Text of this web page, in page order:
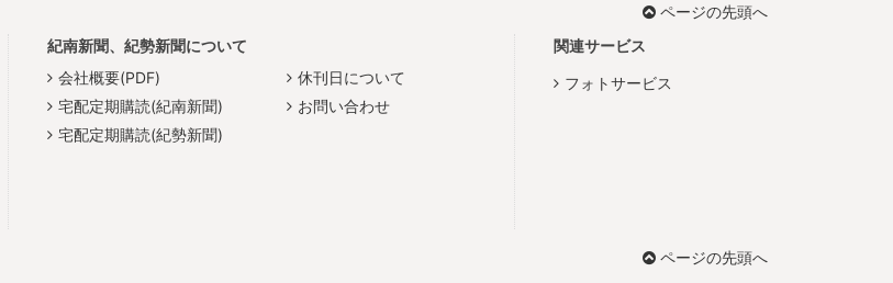
ページの先頭へ
紀南新聞、紀勢新聞について
会社概要(PDF)
宅配定期購読(紀南新聞)
宅配定期購読(紀勢新聞)
休刊日について
お問い合わせ
関連サービス
フォトサービス
ページの先頭へ